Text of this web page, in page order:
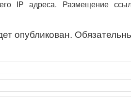
IP адреса. Размещение
опубликован.